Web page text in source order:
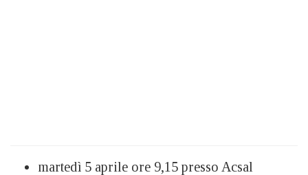
martedì 5 aprile ore 9,15 presso Acsal